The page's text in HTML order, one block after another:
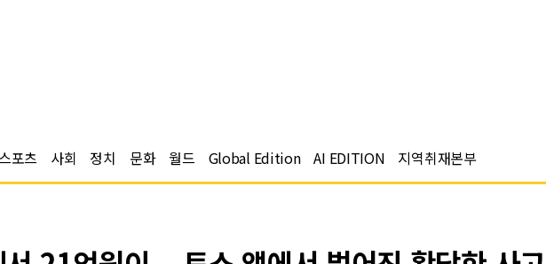
포츠 사회 정치 문화 월드 Global Edition AI EDITION 지역취재본부